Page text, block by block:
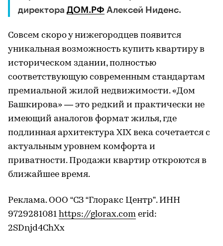
директора ДОМ.РФ Алексей Ниденс.
Совсем скоро у нижегородцев появится
уникальная возможность купить квартиру в
историческом здании, полностью
соответствующую современным стандартам
премиальной жилой недвижимости. «Дом
Башкирова» — это редкий и практически не
имеющий аналогов формат жилья, где
подлинная архитектура XIX века сочетается с
актуальным уровнем комфорта и
приватности. Продажи квартир откроются в
ближайшее время.
Реклама. ООО “СЗ “Глоракс Центр”. ИНН
9729281081 https://glorax.com erid:
2SDnjd4ChXx